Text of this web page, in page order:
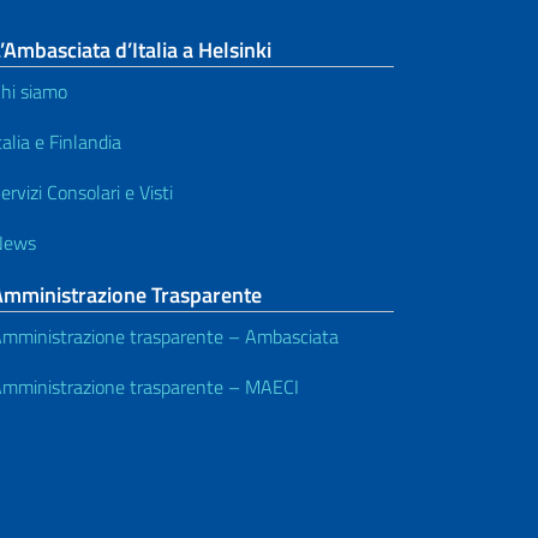
d’Italia a Helsinki
siamo
e Finlandia
Consolari e Visti
Trasparente
trasparente – Ambasciata
trasparente – MAECI